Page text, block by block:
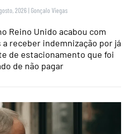
2026 | Gonçalo Viegas
Reino Unido acabou com
receber indemnização por já
de estacionamento que foi
de não pagar